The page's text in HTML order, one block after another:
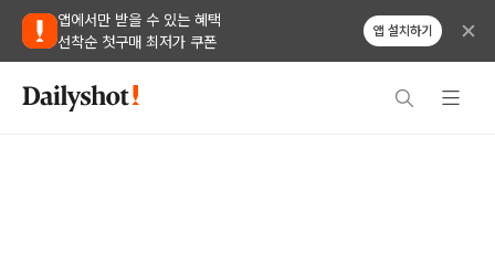
앱에서만 받을 수 있는 혜택
선착순 첫구매 최저가 쿠폰
앱 설치하기